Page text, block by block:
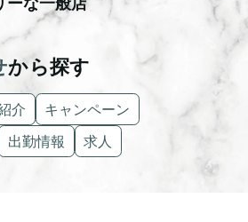
から探す
介
キャンペーン
出勤情報 求人